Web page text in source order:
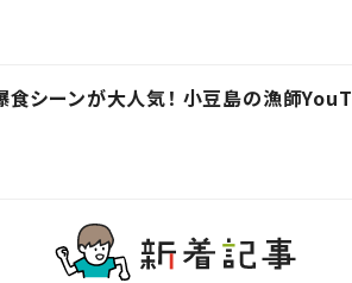
シーンが大人気！ 小豆島の漁師